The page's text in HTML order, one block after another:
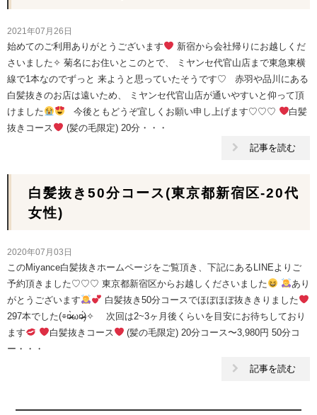
2021年07月26日
始めてのご利用ありがとうございます
新宿から会社帰りにお越しくだ
さいました✧︎ 菊名にお住いとこのとで、 ミヤンセ代官山店まで東急東横
線で1本なのでずっと 来ようと思っていたそうです♡ 赤羽や品川にある
白髪抜きのお店は遠いため、 ミヤンセ代官山店が通いやすいと仰って頂
けました
今後ともどうぞ宜しくお願い申し上げます♡♡♡
白髪
抜きコース
(髪の毛限定) 20分・・・
記事を読む
白髪抜き50分コース(東京都新宿区-20代
女性)
2020年07月03日
このMiyance白髪抜きホームページをご覧頂き、下記にあるLINEよりご
予約頂きました♡♡♡ 東京都新宿区からお越しくださいました
あり
がとうございます
白髪抜き50分コースでほぼほぼ抜ききりました
297本でした(⌯¤̴̶̷̀ω¤̴̶̷́)✧ 次回は2~3ヶ月後くらいを目安にお待ちしており
ます
白髪抜きコース
(髪の毛限定) 20分コース〜3,980円 50分コ
ー・・・
記事を読む